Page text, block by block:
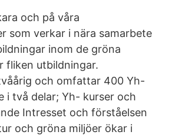
och på våra
som verkar i nära samarbete
inom de gröna
fliken utbildningar.
och omfattar 400 Yh-
i två delar; Yh- kurser och
Intresset och förståelsen
och gröna miljöer ökar i